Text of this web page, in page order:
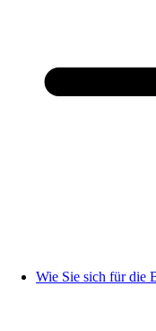
Wie Sie sich für die